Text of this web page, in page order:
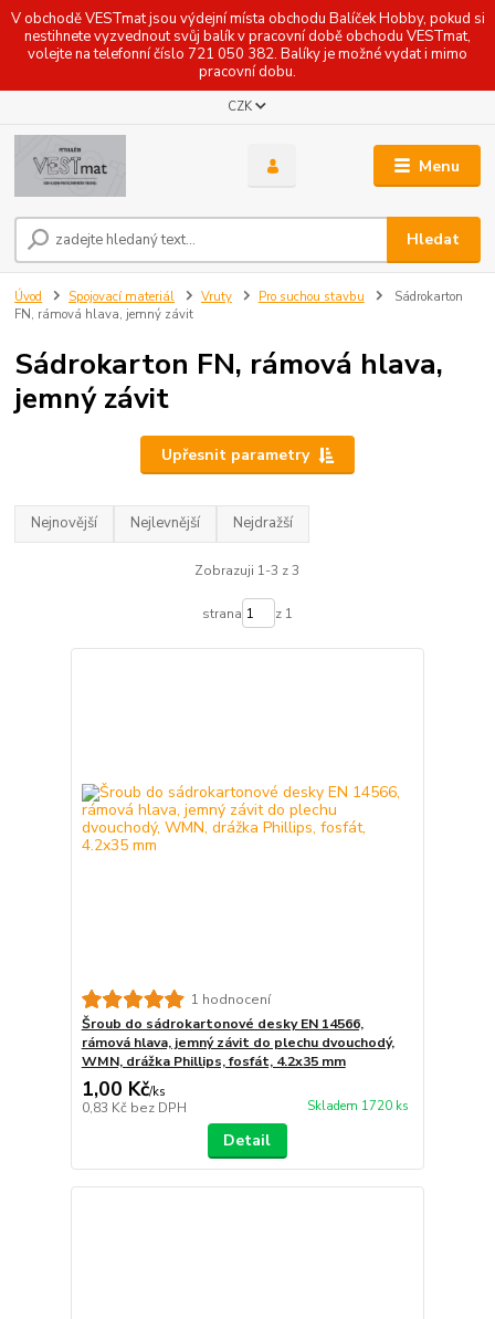
V obchodě VESTmat jsou výdejní místa obchodu Balíček Hobby, pokud si
nestihnete vyzvednout svůj balík v pracovní době obchodu VESTmat,
volejte na telefonní číslo 721 050 382. Balíky je možné vydat i mimo
pracovní dobu.
Menu
CZK
Hledat
Úvod Spojovací materiál Vruty Pro suchou stavbu
Sádrokarton
FN, rámová hlava, jemný závit
Sádrokarton FN, rámová hlava,
jemný závit
Upřesnit parametry
Nejnovější Nejlevnější Nejdražší
Zobrazuji 1-3 z 3
strana z 1
1 hodnocení
Šroub do sádrokartonové desky EN 14566,
rámová hlava, jemný závit do plechu dvouchodý,
WMN, drážka Phillips, fosfát, 4.2x35 mm
1,00 Kč/ks
0,83 Kč bez DPH Skladem 1720 ks
Detail